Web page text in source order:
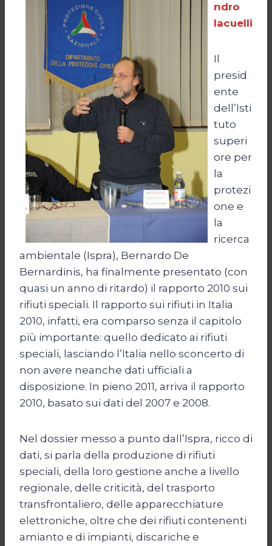
ndro
Iacuelli
Il
presid
ente
dell’Isti
tuto
superi
ore per
la
protezi
one e
la
ricerca
ambientale (Ispra), Bernardo De
Bernardinis, ha finalmente presentato (con
quasi un anno di ritardo) il rapporto 2010 sui
rifiuti speciali. Il rapporto sui rifiuti in Italia
2010, infatti, era comparso senza il capitolo
più importante: quello dedicato ai rifiuti
speciali, lasciando l’Italia nello sconcerto di
non avere neanche dati ufficiali a
disposizione. In pieno 2011, arriva il rapporto
2010, basato sui dati del 2007 e 2008.
Nel dossier messo a punto dall’Ispra, ricco di
dati, si parla della produzione di rifiuti
speciali, della loro gestione anche a livello
regionale, delle criticità, del trasporto
transfrontaliero, delle apparecchiature
elettroniche, oltre che dei rifiuti contenenti
amianto e di impianti, discariche e